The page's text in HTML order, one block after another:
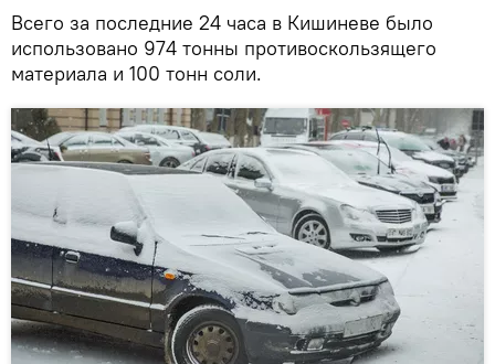
Всего за последние 24 часа в Кишиневе было
использовано 974 тонны противоскользящего
материала и 100 тонн соли.